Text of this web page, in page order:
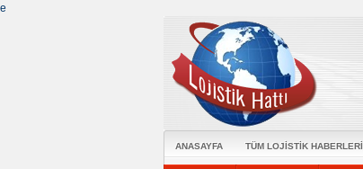
e
ANASAYFA TÜM LOJİSTİK HABERLERİ